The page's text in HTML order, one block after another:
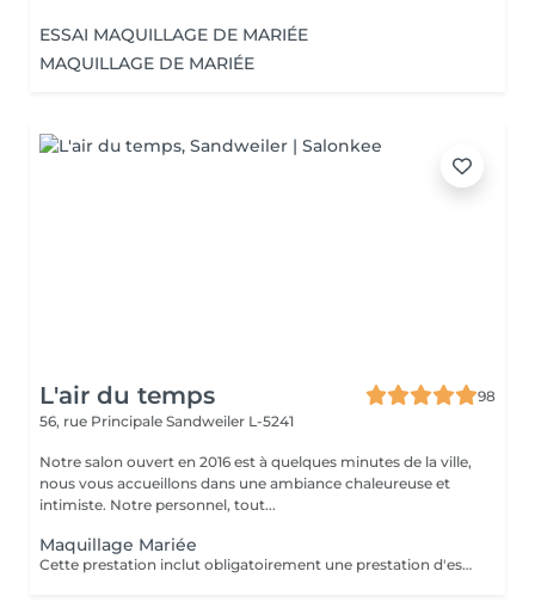
ESSAI MAQUILLAGE DE MARIÉE
MAQUILLAGE DE MARIÉE
L'air du temps
98
56, rue Principale Sandweiler L-5241
Notre salon ouvert en 2016 est à quelques minutes de la ville,
nous vous accueillons dans une ambiance chaleureuse et
intimiste. Notre personnel, tout...
Maquillage Mariée
Cette prestation inclut obligatoirement une prestation d'essai au préalable, un ou deux jours avant l'évènement.